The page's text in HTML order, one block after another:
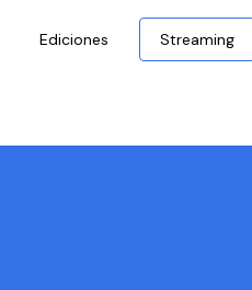
Ediciones Streaming